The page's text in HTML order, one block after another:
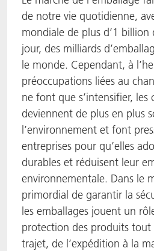
de notre vie quotidienne,
mondiale de plus d’1 billion
jour, des milliards
le monde. Cependant, à
préoccupations liées au
ne font que s’intensifier, les
deviennent de plus en plus
l’environnement et font
entreprises pour qu’elles
durables et réduisent leur
environnementale. Dans le
primordial de garantir la
les emballages jouent un
protection des produits
trajet, de l’expédition à la
ACTNext
BlisterKote
FoodClass
FoodSafe
MotionCoat
PakSafe
PROVALIN
WESSCO
Let's ACT
FAQ
ACTEGA Rhenacoat
ACTEGA Schmid Rhyner